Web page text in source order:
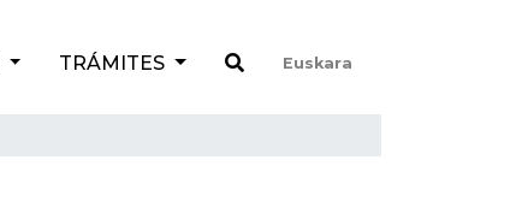
TRÁMITES Euskara